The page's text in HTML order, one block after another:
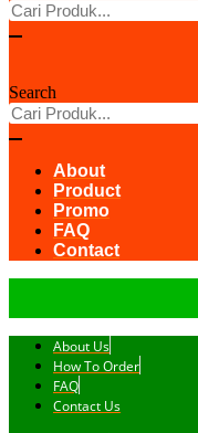
Search
About
Product
Promo
FAQ
Contact
About Us
How To Order
FAQ
Contact Us